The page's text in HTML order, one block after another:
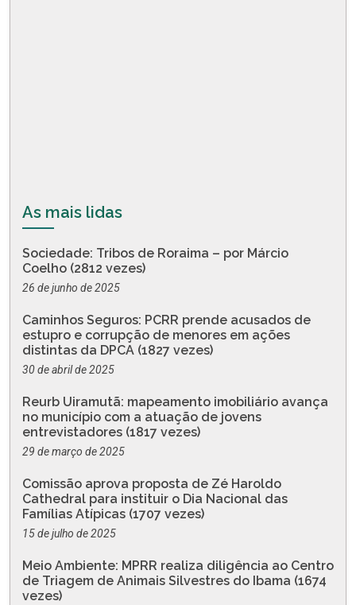
As mais lidas
Sociedade: Tribos de Roraima – por Márcio
Coelho (2812 vezes)
26 de junho de 2025
Caminhos Seguros: PCRR prende acusados de
estupro e corrupção de menores em ações
distintas da DPCA (1827 vezes)
30 de abril de 2025
Reurb Uiramutã: mapeamento imobiliário avança
no município com a atuação de jovens
entrevistadores (1817 vezes)
29 de março de 2025
Comissão aprova proposta de Zé Haroldo
Cathedral para instituir o Dia Nacional das
Famílias Atípicas (1707 vezes)
15 de julho de 2025
Meio Ambiente: MPRR realiza diligência ao Centro
de Triagem de Animais Silvestres do Ibama (1674
vezes)